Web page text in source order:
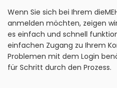
Wenn Sie sich bei Ihrem
anmelden möchten, zeigen
es einfach und schnell
einfachen Zugang zu Ihrem
Problemen mit dem Login
für Schritt durch den Prozess.